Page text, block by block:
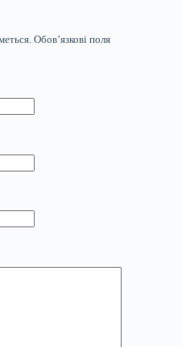
Обов’язкові поля